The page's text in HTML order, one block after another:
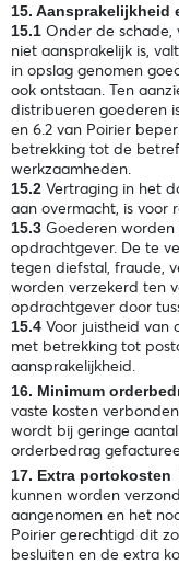
15. Aansprakelijkheid
15.1 Onder de schade,
niet aansprakelijk is,
in opslag genomen
ook ontstaan. Ten
distribueren goederen
en 6.2 van Poirier
betrekking tot de
werkzaamheden.
15.2 Vertraging in het
aan overmacht, is voor
15.3 Goederen worden
opdrachtgever. De te
tegen diefstal, fraude,
worden verzekerd ten
opdrachtgever door
15.4 Voor juistheid van
met betrekking tot
aansprakelijkheid.
16. Minimum
vaste kosten
wordt bij geringe
orderbedrag
17. Extra portokosten
kunnen worden
aangenomen en het
Poirier gerechtigd dit
besluiten en de extra